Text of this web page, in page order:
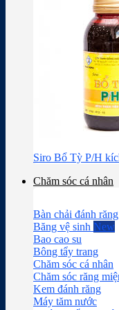
Siro Bổ Tỳ P/H
Chăm sóc cá nhân
Bàn chải đánh răng
Băng vệ sinh
Bao cao su
Bông tẩy trang
Chăm sóc cá nhân
Chăm sóc răng
Kem đánh răng
Máy tăm nước